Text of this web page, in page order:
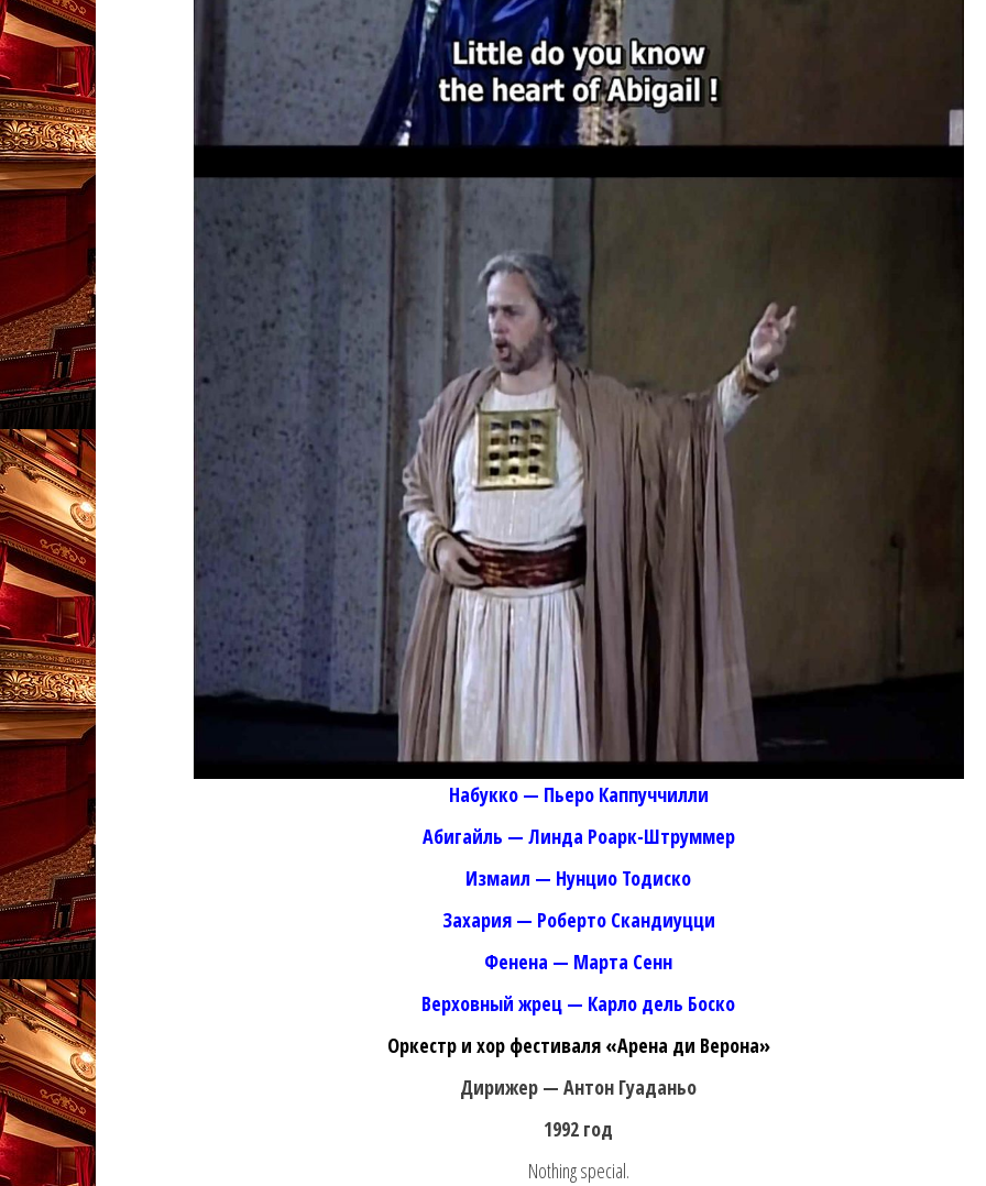
Набукко — Пьеро Каппуччилли
Абигайль — Линда Роарк-Штруммер
Измаил — Нунцио Тодиско
Захария — Роберто Скандиуцци
Фенена — Марта Сенн
Верховный жрец — Карло дель Боско
Оркестр и хор фестиваля «Арена ди Верона»
Дирижер — Антон Гуаданьо
1992 год
Nothing special.